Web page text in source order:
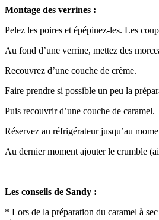
Montage des verrines :
Pelez les poires et épépinez-les. Les
Au fond d’une verrine, mettez des
Recouvrez d’une couche de crème.
Faire prendre si possible un peu la
Puis recouvrir d’une couche de caramel.
Réservez au réfrigérateur jusqu’au
Au dernier moment ajouter le crumble
Les conseils de Sandy :
* Lors de la préparation du caramel à